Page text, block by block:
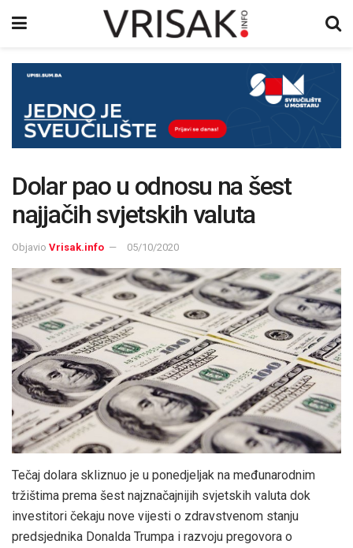
Dolar pao u odnosu na šest
najjačih svjetskih valuta
Objavio Vrisak.info 05/10/2020
Tečaj dolara skliznuo je u ponedjeljak na međunarodnim
tržištima prema šest najznačajnijih svjetskih valuta dok
investitori čekaju nove vijesti o zdravstvenom stanju
predsjednika Donalda Trumpa i razvoju pregovora o